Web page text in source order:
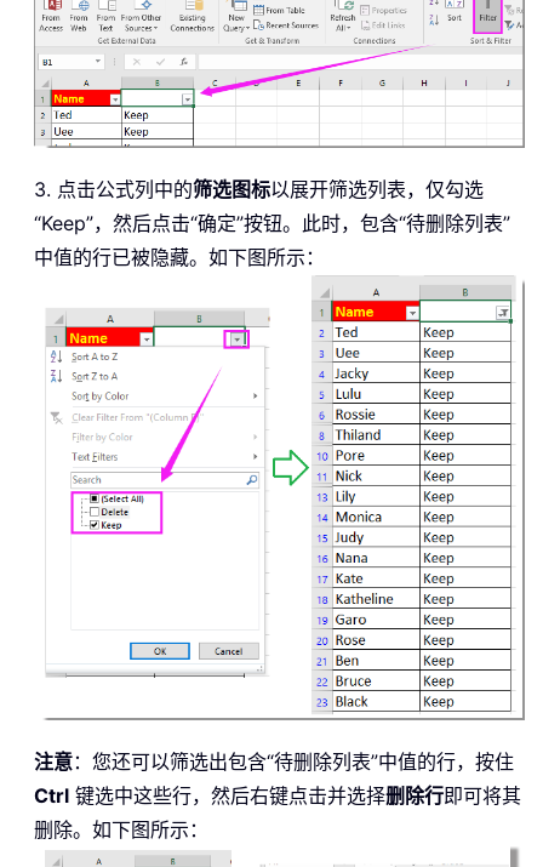
3. 点击公式列中的筛选图标以展开筛选列表，仅勾选
“Keep”，然后点击“确定”按钮。此时，包含“待删除列表”
中值的行已被隐藏。如下图所示：
注意：您还可以筛选出包含“待删除列表”中值的行，按住
Ctrl 键选中这些行，然后右键点击并选择删除行即可将其
删除。如下图所示：